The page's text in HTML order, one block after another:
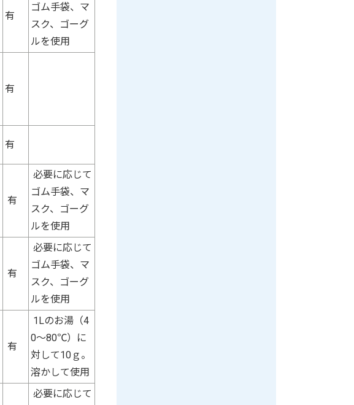
有
ゴム手袋、マ
スク、ゴーグ
ルを使用
有
有
有
必要に応じて
ゴム手袋、マ
スク、ゴーグ
ルを使用
有
必要に応じて
ゴム手袋、マ
スク、ゴーグ
ルを使用
有
1Lのお湯（4
0～80℃）に
対して10ｇ。
溶かして使用
必要に応じて